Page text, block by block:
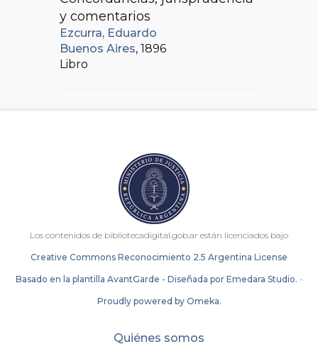
y comentarios
Ezcurra, Eduardo
Buenos Aires, 1896
Libro
Los contenidos de bibliotecadigital.gob.ar están licenciados bajo
Creative Commons Reconocimiento 2.5 Argentina License
Basado en la plantilla AvantGarde - Diseñada por Emedara Studio. -
Proudly powered by Omeka.
Quiénes somos